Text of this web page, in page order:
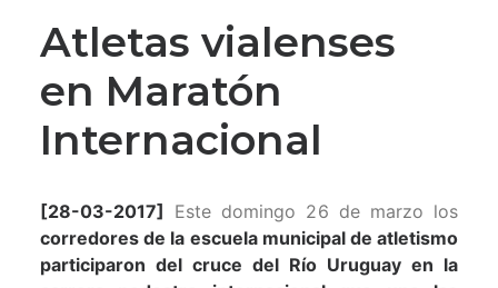
Atletas vialenses
en Maratón
Internacional
[28-03-2017] Este domingo 26 de marzo los
corredores de la escuela municipal de atletismo
participaron del cruce del Río Uruguay en la